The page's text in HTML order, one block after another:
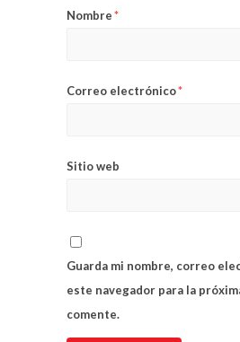
Nombre*
Correo electrónico*
Sitio web
Guarda mi nombre, correo
este navegador para la
comente.